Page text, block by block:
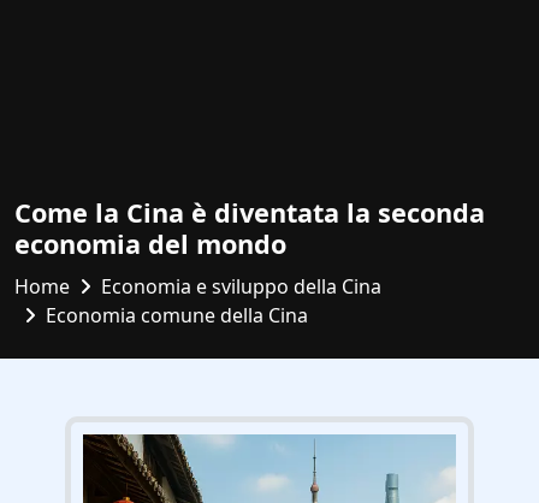
Come la Cina è diventata la seconda
economia del mondo
Home
Economia e sviluppo della Cina
Economia comune della Cina